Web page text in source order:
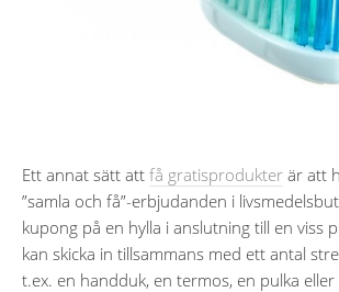
Ett annat sätt att få gratisprodukter är att
”samla och få”-erbjudanden i
kupong på en hylla i anslutning till en viss
kan skicka in tillsammans med ett antal
t.ex. en handduk, en termos, en pulka